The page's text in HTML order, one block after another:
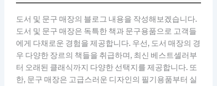
도서 및 문구 매장의 블로그 내용을 작성해보겠습니다.
도서 및 문구 매장은 독특한 책과 문구용품으로 고객들
에게 다채로운 경험을 제공합니다. 우선, 도서 매장의 경
우 다양한 장르의 책들을 취급하며, 최신 베스트셀러부
터 오래된 클래식까지 다양한 선택지를 제공합니다. 또
한, 문구 매장은 고급스러운 디자인의 필기용품부터 실